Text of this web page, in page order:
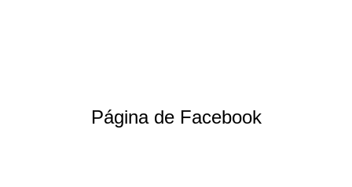
Página de Facebook